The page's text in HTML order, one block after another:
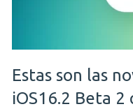
Estas son las
iOS16.2 Beta